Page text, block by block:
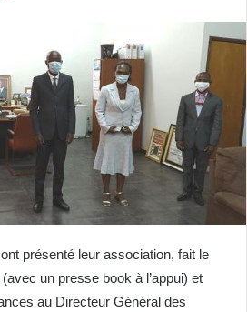
présenté leur association, fait le
un presse book à l’appui) et
au Directeur Général des